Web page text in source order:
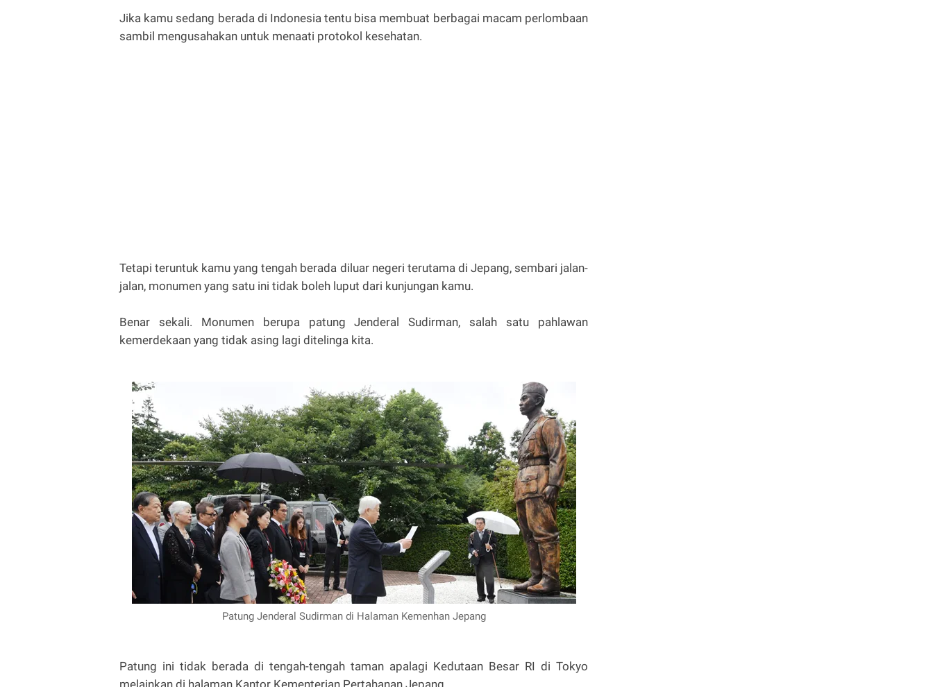
Jika kamu sedang berada di Indonesia tentu bisa membuat berbagai macam perlombaan
sambil mengusahakan untuk menaati protokol kesehatan.
Tetapi teruntuk kamu yang tengah berada diluar negeri terutama di Jepang, sembari jalan-
jalan, monumen yang satu ini tidak boleh luput dari kunjungan kamu.
Benar sekali. Monumen berupa patung Jenderal Sudirman, salah satu pahlawan
kemerdekaan yang tidak asing lagi ditelinga kita.
Patung Jenderal Sudirman di Halaman Kemenhan Jepang
Patung ini tidak berada di tengah-tengah taman apalagi Kedutaan Besar RI di Tokyo